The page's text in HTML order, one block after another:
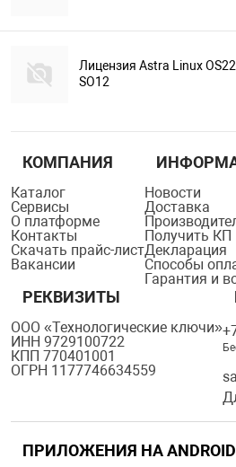
Лицензия Astra Linux
SO12
КОМПАНИЯ
Каталог
Сервисы
О платформе
Контакты
Скачать прайс-лист
Вакансии
Новости
Доставка
Получить КП
Декларация
Способы
Гарантия и
РЕКВИЗИТЫ
ООО «Технологические ключи»
ИНН 9729100722
КПП 770401001
ОГРН 1177746634559
ПРИЛОЖЕНИЯ НА ANDROID